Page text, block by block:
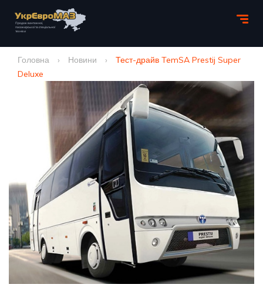
Головна › Новини ›
Тест-драйв TemSA Prestij Super
Deluxe